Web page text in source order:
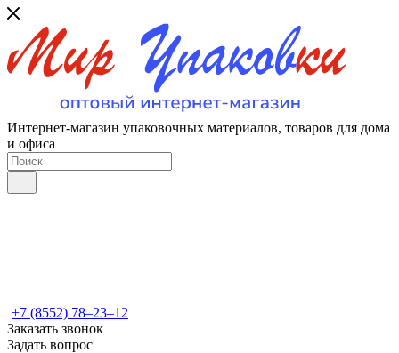
Интернет-магазин упаковочных материалов, товаров для дома
и офиса
+7 (8552) 78‒23‒12
Заказать звонок
Задать вопрос